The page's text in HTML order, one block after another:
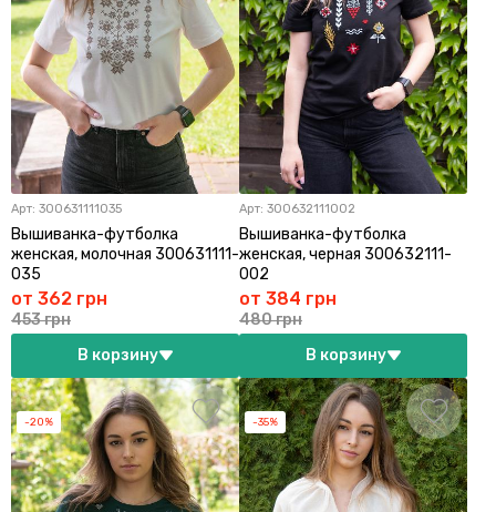
Арт: 300631111035
Вышиванка-футболка
женская, молочная 300631111-
035
от 362 грн
453 грн
В корзину
Арт: 300632111002
Вышиванка-футболка
женская, черная 300632111-
002
от 384 грн
480 грн
В корзину
-20% -35%